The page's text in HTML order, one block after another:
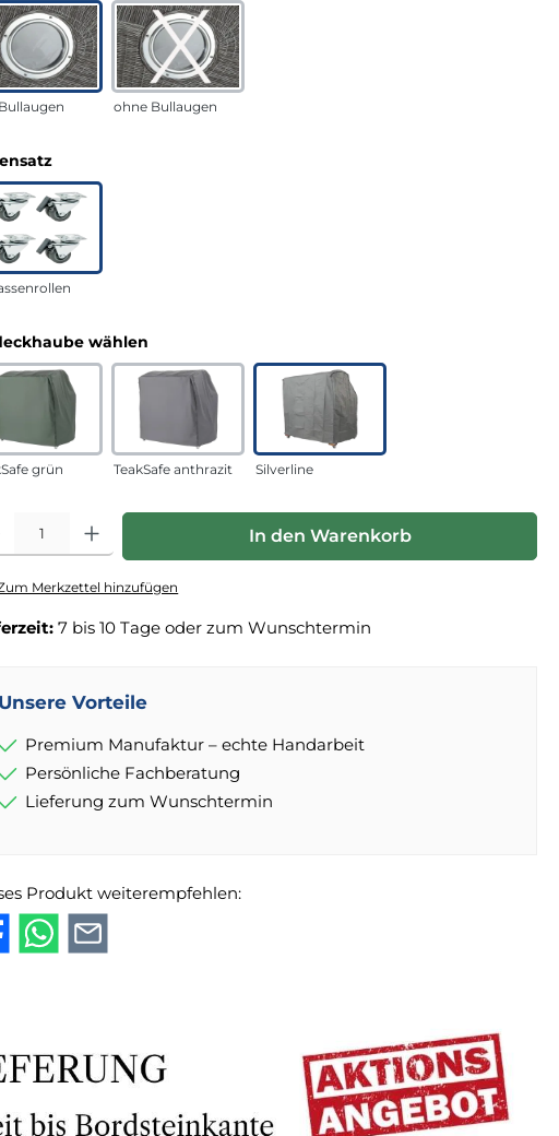
ohne Bullaugen
auswählen
wählen
grün TeakSafe anthrazit Silverline
Anzahl: Gib den gewünschten Wert ein oder benutze die
In den Warenkorb
Merkzettel hinzufügen
7 bis 10 Tage oder zum Wunschtermin
Unsere Vorteile
Premium Manufaktur – echte Handarbeit
Persönliche Fachberatung
Lieferung zum Wunschtermin
Produkt weiterempfehlen: